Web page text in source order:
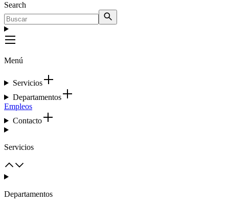
Search
Menú
Servicios
Departamentos
Empleos
Contacto
Servicios
Departamentos